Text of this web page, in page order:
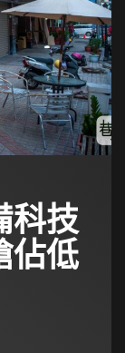
科技
佔低